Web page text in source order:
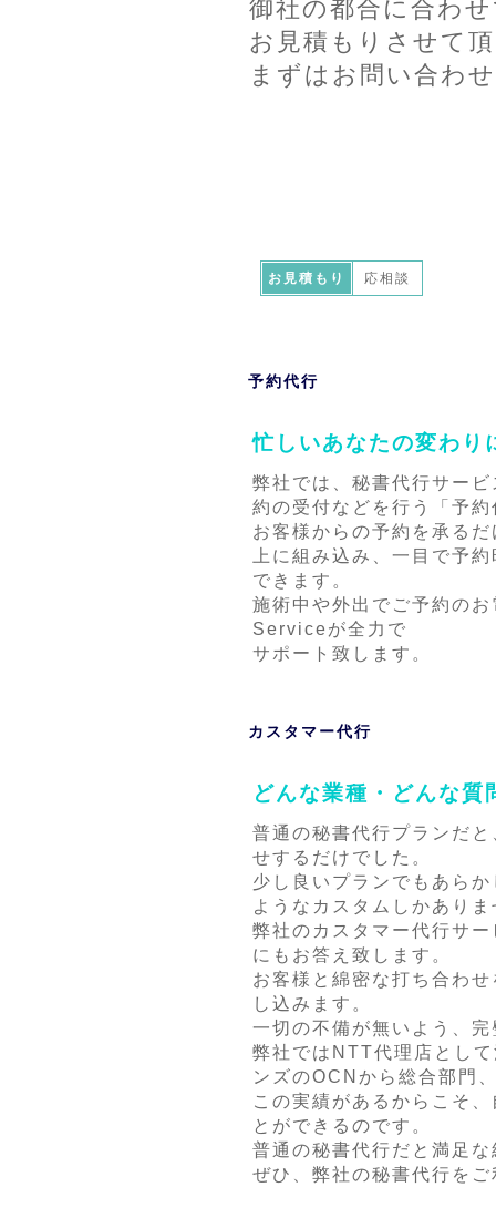
御社の都合に合わ
お見積もりさせて
まずはお問い合わ
お見積もり 応相談
予約代行
忙しいあなたの変わり
弊社では、秘書代行サー
約の受付などを行う「予
お客様からの予約を承る
上に組み込み、一目で予
できます。
施術中や外出でご予約の
Serviceが全力で
サポート致します。
カスタマー代行
どんな業種・どんな質
普通の秘書代行プランだ
せするだけでした。
少し良いプランでもあら
ようなカスタムしかあり
弊社のカスタマー代行サ
にもお答え致します。
お客様と綿密な打ち合わ
し込みます。
一切の不備が無いよう、
弊社ではNTT代理店とし
ンズのOCNから総合部門
この実績があるからこそ
とができるのです。
普通の秘書代行だと満足
ぜひ、弊社の秘書代行を